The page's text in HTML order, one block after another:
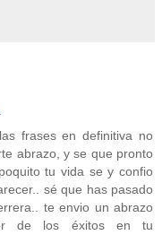
frases en definitiva no
abrazo, y se que pronto
tu vida se y confio
sé que has pasado
te envio un abrazo
de los éxitos en tu